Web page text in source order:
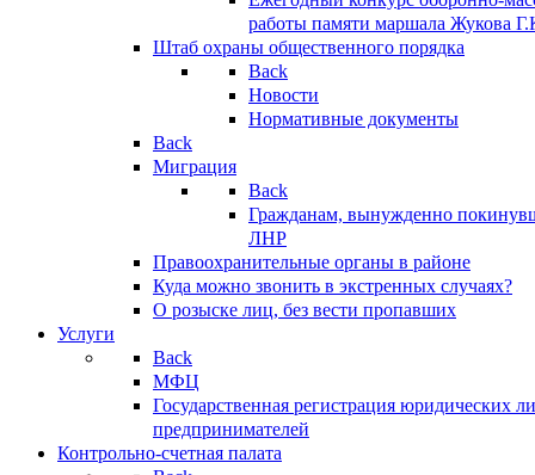
работы памяти маршала Жукова
Штаб охраны общественного порядка
Back
Новости
Нормативные документы
Back
Миграция
Back
Гражданам, вынужденно
ЛНР
Правоохранительные органы в районе
Куда можно звонить в экстренных случаях?
О розыске лиц, без вести пропавших
Услуги
Back
МФЦ
Государственная регистрация юридических
предпринимателей
Контрольно-счетная палата